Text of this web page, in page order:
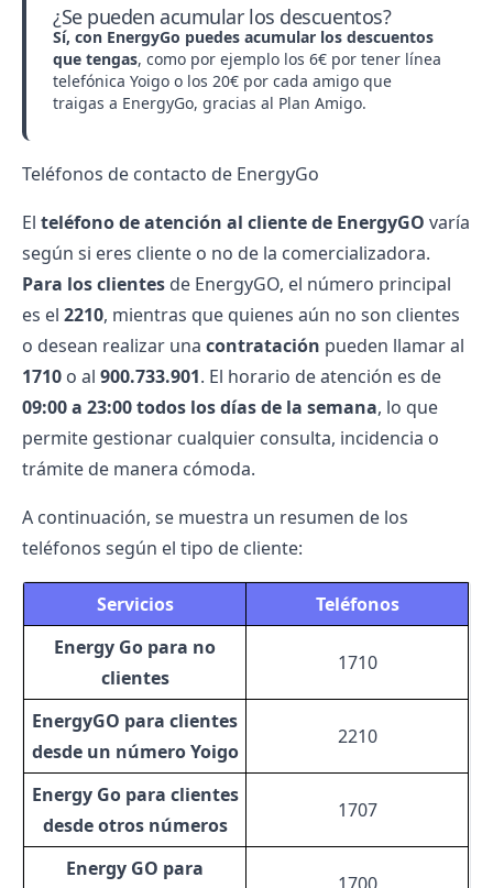
¿Se pueden acumular los descuentos?
Sí, con EnergyGo puedes acumular los descuentos
que tengas, como por ejemplo los 6€ por tener línea
telefónica Yoigo o los 20€ por cada amigo que
traigas a EnergyGo, gracias al Plan Amigo.
Teléfonos de contacto de EnergyGo
El teléfono de atención al cliente de EnergyGO varía
según si eres cliente o no de la comercializadora.
Para los clientes de EnergyGO, el número principal
es el 2210, mientras que quienes aún no son clientes
o desean realizar una contratación pueden llamar al
1710 o al 900.733.901. El horario de atención es de
09:00 a 23:00 todos los días de la semana, lo que
permite gestionar cualquier consulta, incidencia o
trámite de manera cómoda.
A continuación, se muestra un resumen de los
teléfonos según el tipo de cliente:
Servicios
Teléfonos
Energy Go para no
clientes
1710
EnergyGO para clientes
desde un número Yoigo
2210
Energy Go para clientes
desde otros números
1707
Energy GO para